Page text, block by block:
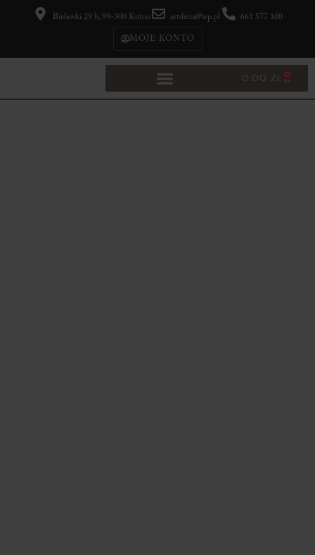
MOJE KONTO
Bielawki 29 b, 99-300 Kutno artderia@wp.pl 661 577 100
0,00 ZŁ 0